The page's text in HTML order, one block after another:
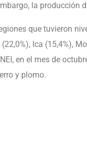
la producción
que tuvieron
Ica (15,4%),
en el mes de
y plomo.